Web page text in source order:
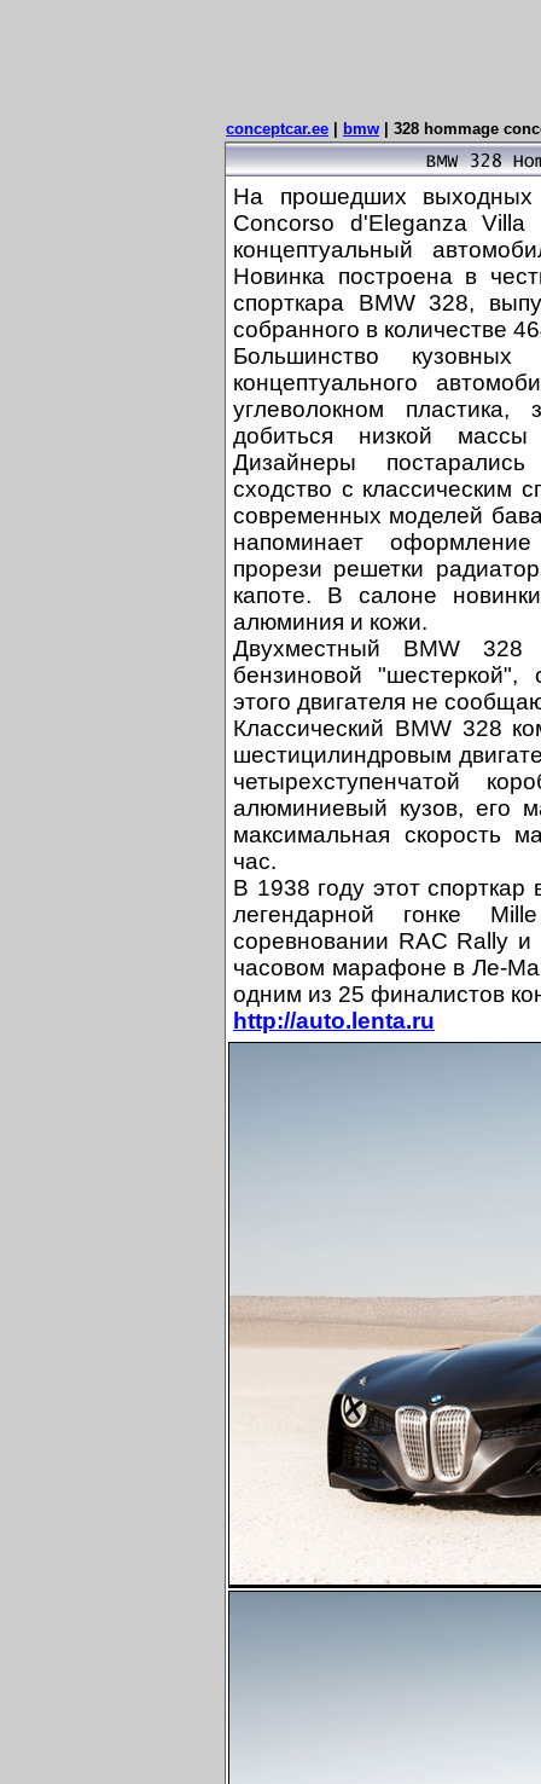
conceptcar.ee bmw 328 hommage
На прошедших выходных
Concorso d'Eleganza Villa
концептуальный
Новинка построена в
спорткара BMW 328,
собранного в количестве
Большинство
концептуального
углеволокном
добиться низкой
Дизайнеры
сходство с классическим
современных моделей
напоминает
прорези решетки
капоте. В салоне
алюминия и кожи.
Двухместный BMW 328
бензиновой "шестеркой",
этого двигателя не
Классический BMW 328
шестицилиндровым
четырехступенчатой
алюминиевый кузов, его
максимальная скорость
час.
В 1938 году этот
легендарной гонке
соревновании RAC Rally
часовом марафоне в Ле-
одним из 25 финалистов
http://auto.lenta.ru